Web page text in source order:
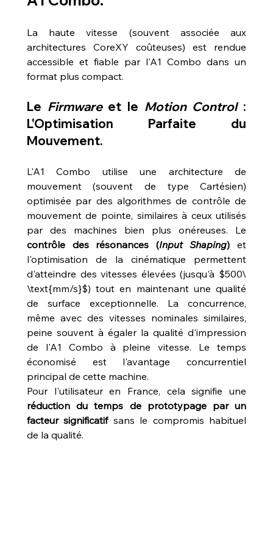
La haute vitesse (souvent associée aux
architectures CoreXY coûteuses) est rendue
accessible et fiable par l'A1 Combo dans un
format plus compact.
Le Firmware et le Motion Control :
L'Optimisation Parfaite du
Mouvement.
L'A1 Combo utilise une architecture de
mouvement (souvent de type Cartésien)
optimisée par des algorithmes de contrôle de
mouvement de pointe, similaires à ceux utilisés
contrôle des résonances (Input Shaping) et
l'optimisation de la cinématique permettent
d'atteindre des vitesses élevées (jusqu'à $500\
\text{mm/s}$) tout en maintenant une qualité
de surface exceptionnelle. La concurrence,
même avec des vitesses nominales similaires,
peine souvent à égaler la qualité d'impression
de l'A1 Combo à pleine vitesse. Le temps
économisé est l'avantage concurrentiel
principal de cette machine.
réduction du temps de prototypage par un
facteur significatif sans le compromis habituel
de la qualité.